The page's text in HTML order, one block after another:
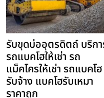
รับขุดบ่ออุตรดิตถ์ บริก
รถแบคโฮให้เช่า รถ
แม็คโครให้เช่า รถแบคโฮ
รับจ้าง แบคโฮรับเหมา
ราคาถูก